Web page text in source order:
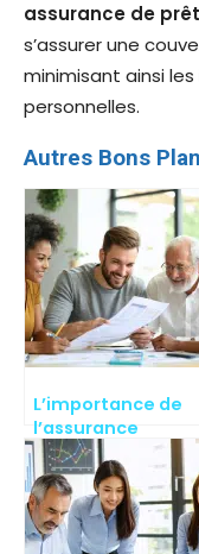
assurance de
s’assurer une
minimisant ainsi
personnelles.
Autres Bons
L’importance de
l’assurance
emprunteur